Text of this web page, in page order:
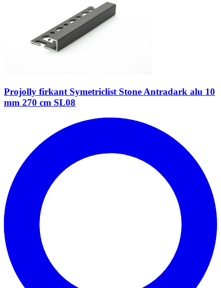
Projolly firkant Symetriclist Stone Antradark alu 10
mm 270 cm SL08